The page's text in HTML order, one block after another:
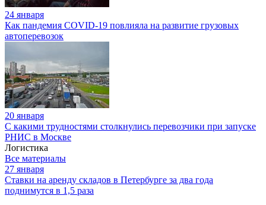
24 января
Как пандемия COVID-19 повлияла на развитие грузовых
автоперевозок
20 января
С какими трудностями столкнулись перевозчики при запуске
РНИС в Москве
Логистика
Все материалы
27 января
Ставки на аренду складов в Петербурге за два года
поднимутся в 1,5 раза